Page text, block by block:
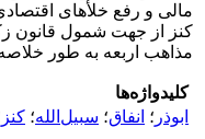
مالی و رفع خلأهای
کنز از جهت شمول قانون
مذاهب اربعه به طور
کلیدواژه‌ها
ابوذر ؛ انفاق؛ سبیل‌الله؛ کنز